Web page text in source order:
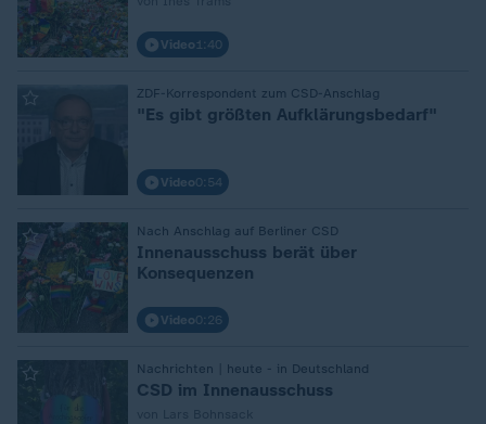
Video 1:40
ZDF-Korrespondent zum CSD-Anschlag
: "Es gibt größten Aufklärungsbedarf"
Video0:54
Nach Anschlag auf Berliner CSD
:
Innenausschuss berät über
Konsequenzen
Video0:26
Nachrichten | heute - in Deutschland
: CSD im Innenausschuss